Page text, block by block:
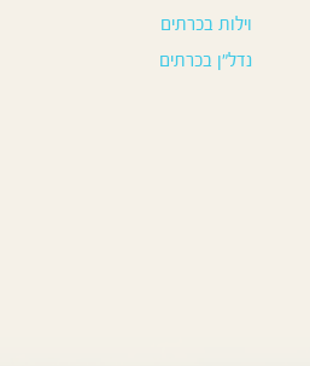
וילות בכרתים
נדל”ן בכרתים